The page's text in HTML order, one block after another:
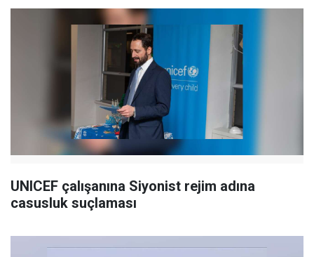
UNICEF çalışanına Siyonist rejim adına
casusluk suçlaması